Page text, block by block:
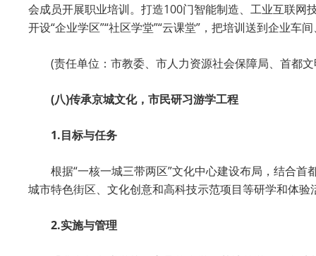
会成员开展职业培训。打造100门智能制造、工业互联网
开设“企业学区”“社区学堂”“云课堂”，把培训送到企业
(责任单位：市教委、市人力资源社会保障局、首都
(八)传承京城文化，市民研习游学工程
1.目标与任务
根据“一核一城三带两区”文化中心建设布局，结合
城市特色街区、文化创意和高科技示范项目等研学和体
2.实施与管理